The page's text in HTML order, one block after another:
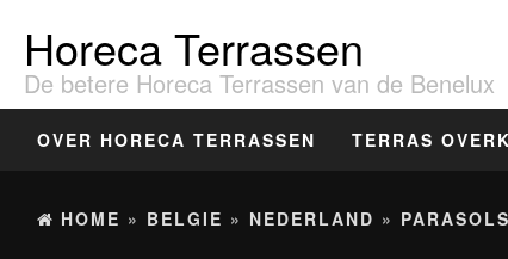
Horeca Terrassen
De betere Horeca Terrassen van de Benelux
OVER HORECA TERRASSEN TERRAS
HOME » BELGIE » NEDERLAND »